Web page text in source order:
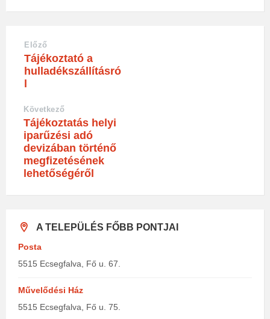
Előző
Tájékoztató a
hulladékszállításró
Következő
Tájékoztatás helyi
iparűzési adó
devizában történő
megfizetésének
lehetőségéről
A TELEPÜLÉS FŐBB PONTJAI
Posta
5515 Ecsegfalva, Fő u. 67.
Művelődési Ház
5515 Ecsegfalva, Fő u. 75.